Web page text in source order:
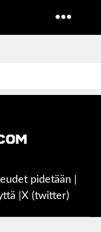
pidetään |
X (twitter)